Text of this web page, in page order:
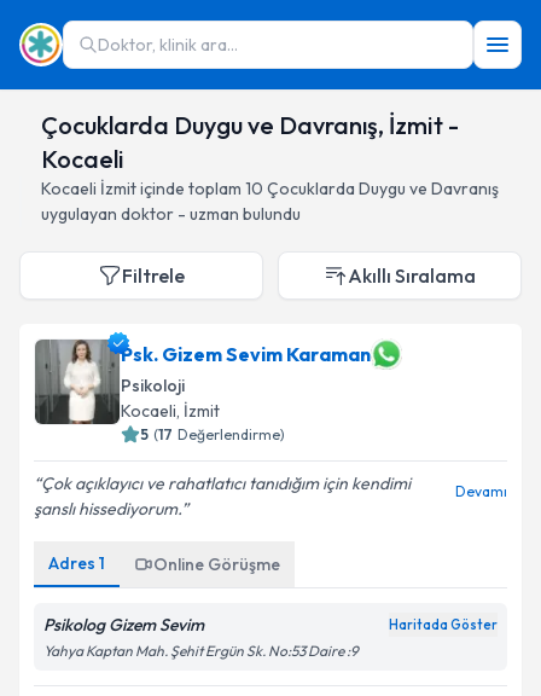
Doktor, klinik ara...
Çocuklarda Duygu ve Davranış, İzmit -
Kocaeli
Kocaeli İzmitiçinde toplam 10 Çocuklarda Duygu ve Davranış
uygulayan doktor - uzman bulundu
Filtrele Akıllı Sıralama
Psk. Gizem Sevim Karaman
Psikoloji
Kocaeli, İzmit
5 (17 Değerlendirme)
Çok açıklayıcı ve rahatlatıcı tanıdığım için kendimi
şanslı hissediyorum.
Devamı
Adres 1 Online Görüşme
Psikolog Gizem Sevim Haritada Göster
Yahya Kaptan Mah. Şehit Ergün Sk. No:53 Daire :9